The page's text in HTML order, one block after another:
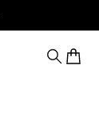
Search
Cart